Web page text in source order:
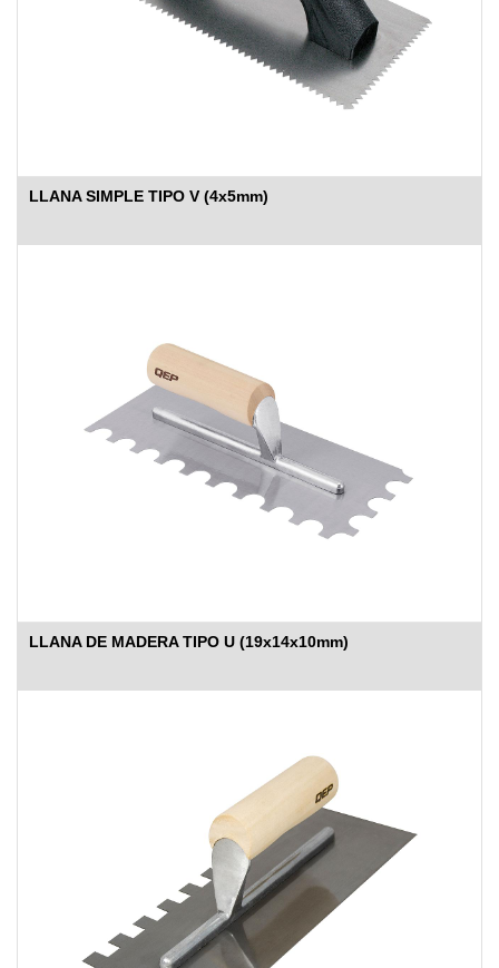
LLANA SIMPLE TIPO V (4x5mm)
LLANA DE MADERA TIPO U (19x14x10mm)